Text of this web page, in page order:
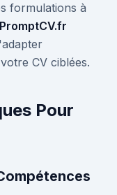
formulations à
PromptCV.fr
CV ciblées.
Pour